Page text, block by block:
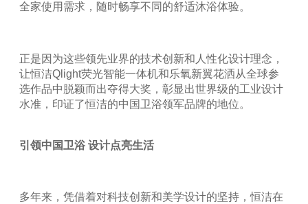
全家使用需求，随时畅享不同的舒适沐浴体验。
正是因为这些领先业界的技术创新和人性化设计理念，
让恒洁Qlight荧光智能一体机和乐氧新翼花洒从全球参
选作品中脱颖而出夺得大奖，彰显出世界级的工业设计
水准，印证了恒洁的中国卫浴领军品牌的地位。
引领中国卫浴 设计点亮生活
多年来，凭借着对科技创新和美学设计的坚持，恒洁在